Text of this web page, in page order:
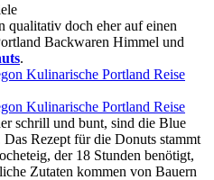
qualitativ doch eher auf einen
Backwaren Himmel und
.
schrill und bunt, sind die Blue
Rezept für die Donuts stammt
der 18 Stunden benötigt,
Zutaten kommen von Bauern